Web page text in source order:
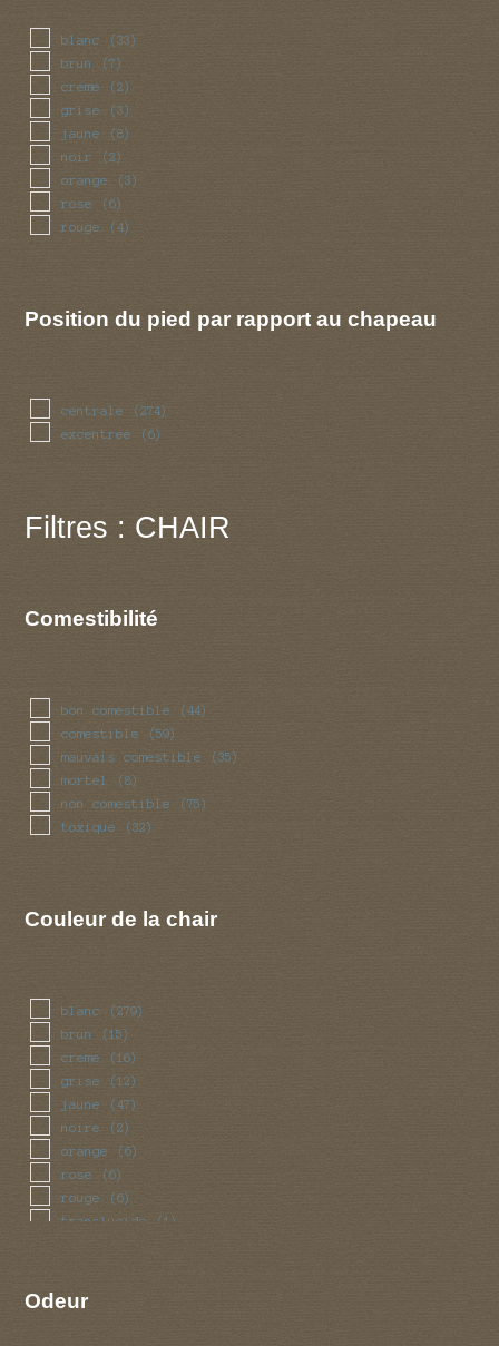
blanc (33)
brun (7)
creme (2)
grise (3)
jaune (8)
noir (2)
orange (3)
rose (6)
rouge (4)
Position du pied par rapport au chapeau
centrale (274)
excentree (6)
Filtres : CHAIR
Comestibilité
bon comestible (44)
comestible (59)
mauvais comestible (35)
mortel (8)
non comestible (75)
toxique (32)
Couleur de la chair
blanc (279)
brun (15)
creme (16)
grise (12)
jaune (47)
noire (2)
orange (6)
rose (6)
rouge (6)
translucide (1)
Odeur